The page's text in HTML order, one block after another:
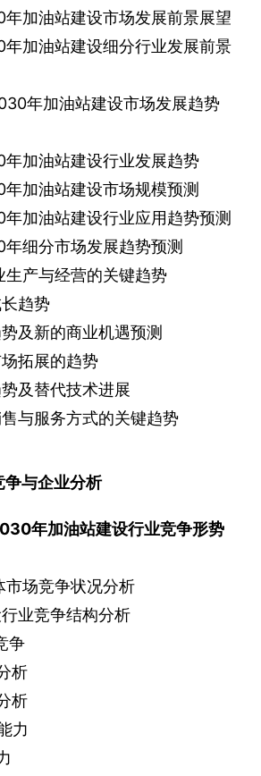
年加油站建设市场发展前景展望
年加油站建设细分行业发展前景
年加油站建设市场发展趋势
年加油站建设行业发展趋势
年加油站建设市场规模预测
年加油站建设行业应用趋势预测
年细分市场发展趋势预测
生产与经营的关键趋势
趋势
及新的商业机遇预测
拓展的趋势
及替代技术进展
与服务方式的关键趋势
争与企业分析
年加油站建设行业竞争形势
市场竞争状况分析
业竞争结构分析
争
析
析
力